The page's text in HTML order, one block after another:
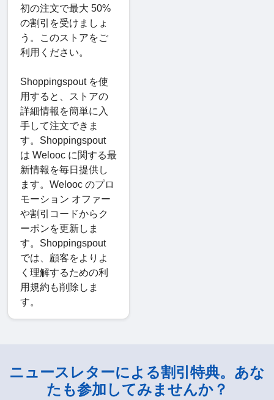
初の注文で最大 50%
の割引を受けましょ
う。このストアをご
利用ください。
Shoppingspout を使
用すると、ストアの
詳細情報を簡単に入
手して注文できま
す。Shoppingspout
は Welooc に関する最
新情報を毎日提供し
ます。Welooc のプロ
モーション オファー
や割引コードからク
ーポンを更新しま
す。Shoppingspout
では、顧客をよりよ
く理解するための利
用規約も削除しま
す。
ニュースレターによる割引特典。あな
たも参加してみませんか？